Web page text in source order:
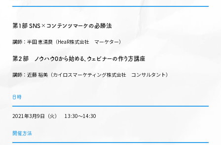
第1部 SNS×コンテンツマーケの必勝法
講師：半田 恵清良（HeaR株式会社 マーケター）
第２部 ノウハウ0から始める、ウェビナーの作り方講座
講師：近藤 裕美（カイロスマーケティング株式会社 コンサルタント）
日時
2021年3月9日（火） 13:30〜14:30
開催方法